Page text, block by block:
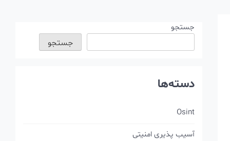
جستجو
جستجو
دسته‌ها
Osint
آسیب پذیری امنیتی